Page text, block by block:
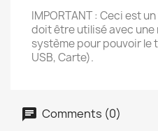
IMPORTANT : Ceci est
doit être utilisé avec
système pour pouvoir le
USB, Carte).
Comments (0)